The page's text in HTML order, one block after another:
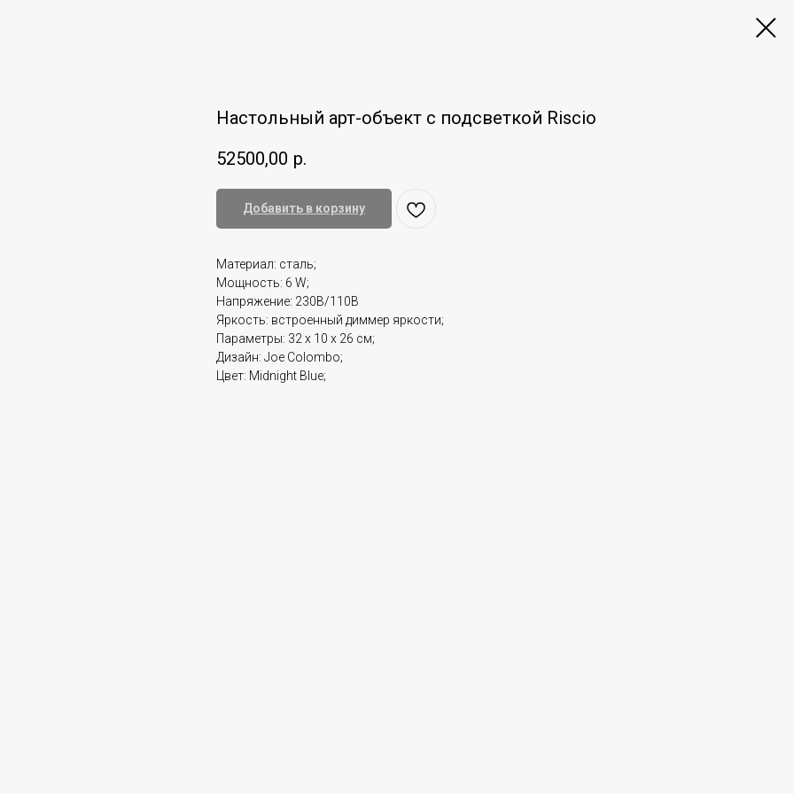
Настольный арт-объект с подсветкой Riscio
52500,00 р.
Добавить в корзину
Материал: сталь;
Мощность: 6 W;
Напряжение: 230В/110В
Яркость: встроенный диммер яркости;
Параметры: 32 x 10 x 26 см;
Дизайн: Joe Colombo;
Цвет: Midnight Blue;